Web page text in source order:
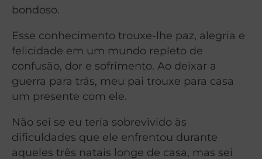
bondoso.
Esse conhecimento trouxe-lhe paz, alegria e
felicidade em um mundo repleto de
confusão, dor e sofrimento. Ao deixar a
guerra para trás, meu pai trouxe para casa
um presente com ele.
Não sei se eu teria sobrevivido às
dificuldades que ele enfrentou durante
aqueles três natais longe de casa, mas sei